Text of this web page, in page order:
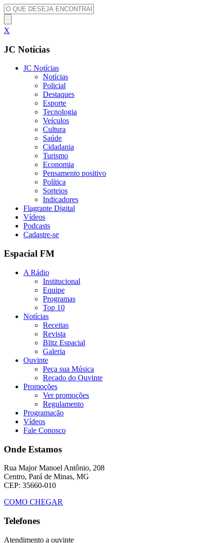
X
JC Notícias
JC Notícias
Notícias
Policial
Destaques
Esporte
Tecnologia
Veículos
Cultura
Saúde
Cidadania
Turismo
Economia
Pensamento positivo
Política
Sorteios
Indicadores
Flagrante Digital
Vídeos
Podcasts
Cadastre-se
Espacial FM
A Rádio
Institucional
Equipe
Programas
Top 10
Notícias
Receitas
Revista
Blitz Espacial
Galeria
Ouvinte
Peça sua Música
Recado do Ouvinte
Promoções
Ver promoções
Regulamento
Programação
Vídeos
Fale Conosco
Onde Estamos
Rua Major Manoel Antônio, 208
Centro, Pará de Minas, MG
CEP: 35660-010
COMO CHEGAR
Telefones
Atendimento a ouvinte